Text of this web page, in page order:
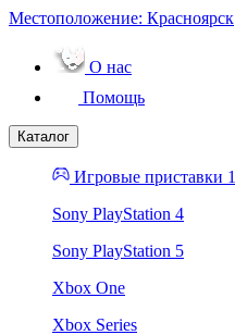
Местоположение: Красноярск
О нас
Помощь
Каталог
Игровые приставки 1
Sony PlayStation 4
Sony PlayStation 5
Xbox One
Xbox Series